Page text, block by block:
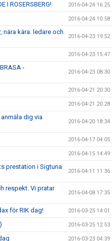
I ROSERSBERG! 2016-04-24 16:25
2016-04-24 10:58
nära kära. ledare och
2016-04-23 19:52
2016-04-23 15:47
-
2016-04-23 08:30
2016-04-21 20:30
2016-04-21 20:28
dig via
2016-04-20 18:34
2016-04-17 04:05
2016-04-15 14:49
prestation i Sigtuna
2016-04-11 11:36
respekt. Vi pratar
2016-04-08 17:35
för RIK dag! 2016-03-25 14:01
2016-03-25 12:53
2016-03-23 04:39